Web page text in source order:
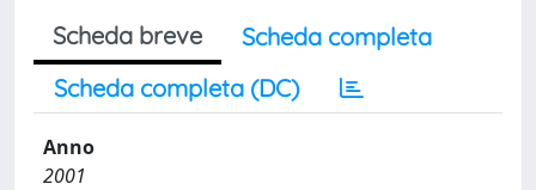
Scheda breve
Scheda completa
Scheda completa (DC)
Anno
2001